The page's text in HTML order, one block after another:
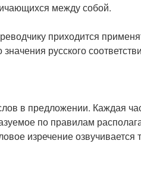
между собой.
приходится
русского
в предложении. Каждая
по правилам
изречение